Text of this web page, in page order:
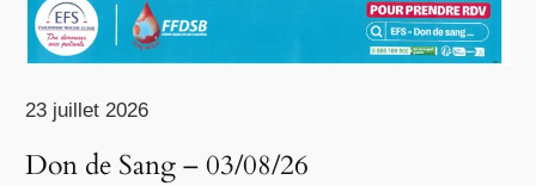
23 juillet 2026
Don de Sang – 03/08/26